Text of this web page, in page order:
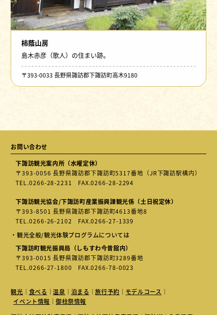
柿蔭山房
島木赤彦（歌人）の住まい跡。
〒393-0033 長野県諏訪郡下諏訪町高木9180
お問い合わせ
下諏訪観光案内所（水曜定休）
〒393-0056 長野県諏訪郡下諏訪町5317番地（JR下諏訪駅構内）
TEL.0266-28-2231 FAX.0266-28-2294
下諏訪観光協会/下諏訪町産業振興課観光係（土日祝定休）
〒393-8501 長野県諏訪郡下諏訪町4613番地8
TEL.0266-26-2102
FAX.0266-27-1339
・観光全般/観光体験プログラムについては
下諏訪町観光振興局（しもすわ今昔館内）
〒393-0015 長野県諏訪郡下諏訪町3289番地
TEL.0266-27-1800 FAX.0266-78-0023
観光 食べる 温泉 泊まる 旅行予約
モデルコース
イベント情報
御柱祭情報